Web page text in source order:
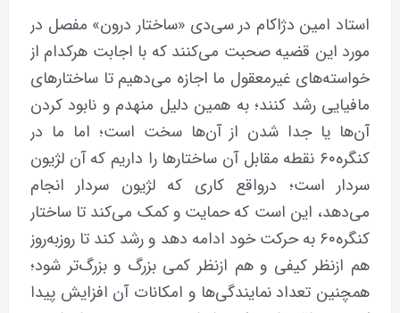
استاد امین دژاکام در سی‌دی «ساختار درون» مفصل در
مورد این قضیه صحبت می‌کنند که با اجابت هرکدام از
خواسته‌های غیرمعقول ما اجازه می‌دهیم تا ساختارهای
مافیایی رشد کنند؛ به همین دلیل منهدم و نابود کردن
آن‌ها یا جدا شدن از آن‌ها سخت است؛ اما ما در
کنگره۶۰ نقطه مقابل آن ساختارها را داریم که آن لژیون
سردار است؛ در‌واقع کاری که لژیون سردار انجام
می‌دهد، این است که حمایت و کمک می‌کند تا ساختار
کنگره‌۶۰ به حرکت خود ادامه دهد و رشد کند تا روز‌به‌روز
هم ازنظر کیفی و هم ازنظر کمی بزرگ و بزرگ‌تر شود؛
همچنین تعداد نمایندگی‌ها و امکانات آن افزایش پیدا